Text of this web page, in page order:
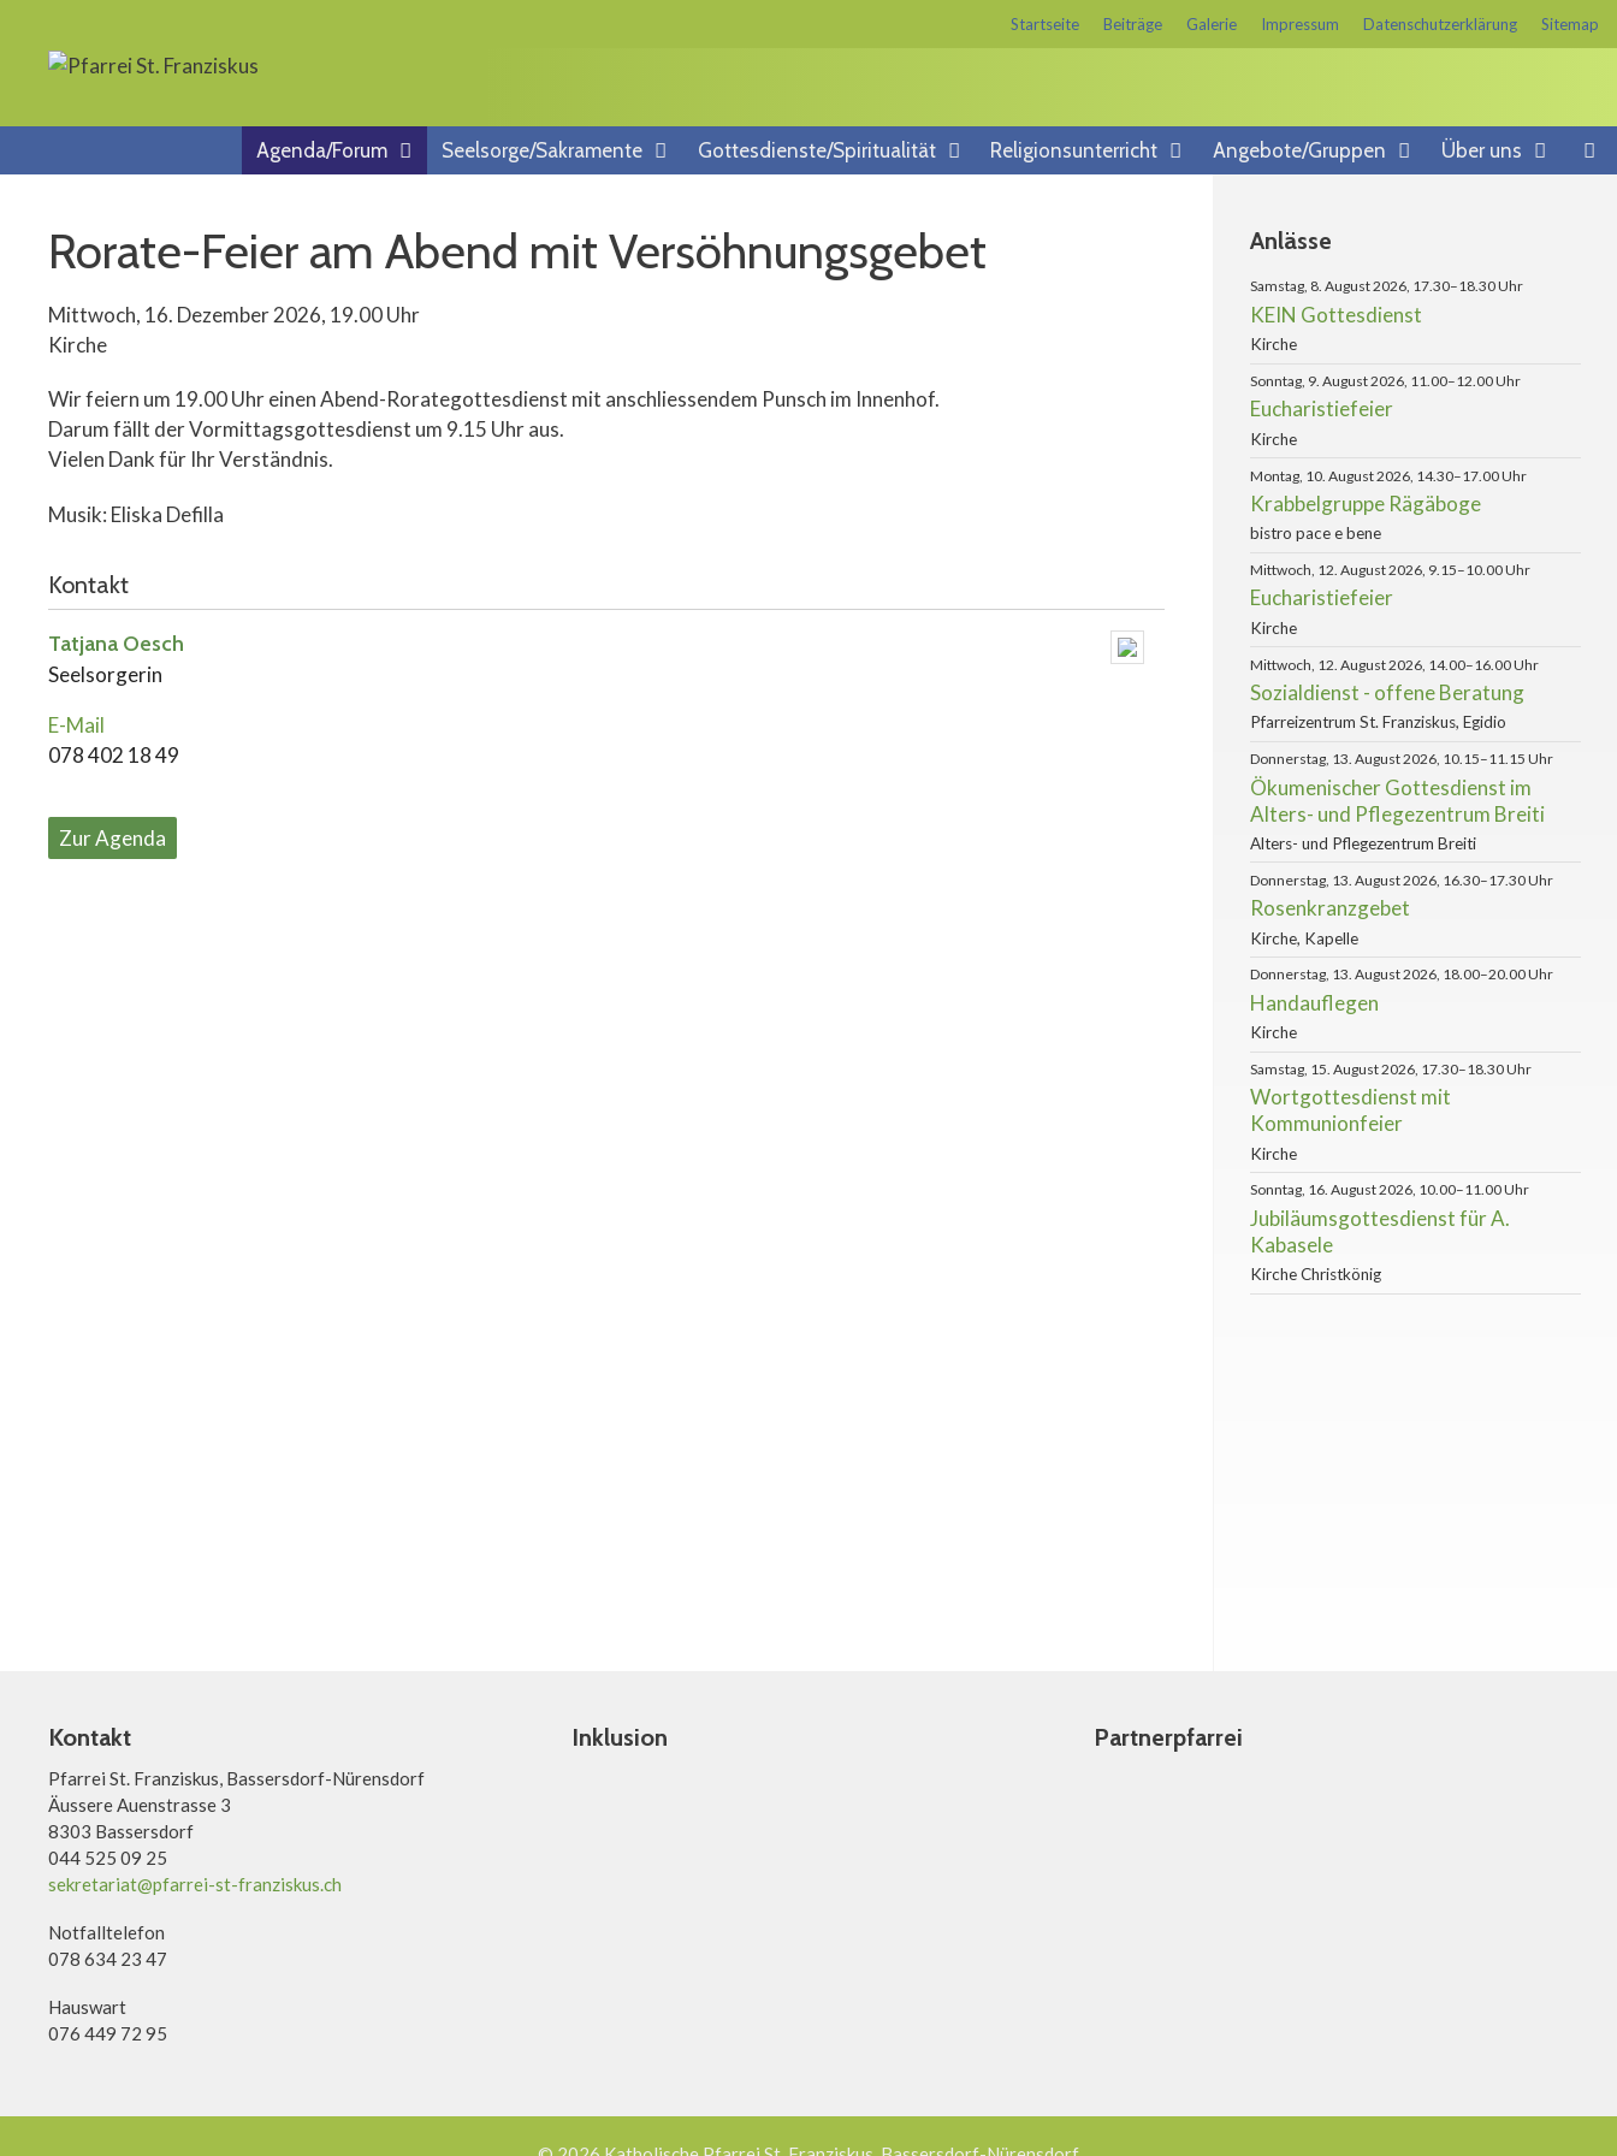
Inhalt
Startseite Beiträge Galerie Impressum Datenschutzerklärung Sitemap
Agenda/Forum Seelsorge/Sakramente Gottesdienste/Spiritualität Religionsunterricht Angebote/Gruppen Über uns
Rorate-Feier am Abend mit Versöhnungsgebet
Mittwoch, 16. Dezember 2026, 19.00 Uhr
Kirche
Wir feiern um 19.00 Uhr einen Abend-Rorategottesdienst mit anschliessendem Punsch im Innenhof.
Darum fällt der Vormittagsgottesdienst um 9.15 Uhr aus.
Vielen Dank für Ihr Verständnis.
Musik: Eliska Defilla
Kontakt
Tatjana Oesch
Seelsorgerin
E-Mail
078 402 18 49
Zur Agenda
Anlässe
Samstag, 8. August 2026, 17.30–18.30 Uhr
KEIN Gottesdienst
Kirche
Sonntag, 9. August 2026, 11.00–12.00 Uhr
Eucharistiefeier
Kirche
Montag, 10. August 2026, 14.30–17.00 Uhr
Krabbelgruppe Rägäboge
bistro pace e bene
Mittwoch, 12. August 2026, 9.15–10.00 Uhr
Eucharistiefeier
Kirche
Mittwoch, 12. August 2026, 14.00–16.00 Uhr
Sozialdienst - offene Beratung
Pfarreizentrum St. Franziskus, Egidio
Donnerstag, 13. August 2026, 10.15–11.15 Uhr
Ökumenischer Gottesdienst im
Alters- und Pflegezentrum Breiti
Alters- und Pflegezentrum Breiti
Donnerstag, 13. August 2026, 16.30–17.30 Uhr
Rosenkranzgebet
Kirche, Kapelle
Donnerstag, 13. August 2026, 18.00–20.00 Uhr
Handauflegen
Kirche
Samstag, 15. August 2026, 17.30–18.30 Uhr
Wortgottesdienst mit
Kommunionfeier
Kirche
Sonntag, 16. August 2026, 10.00–11.00 Uhr
Jubiläumsgottesdienst für A.
Kabasele
Kirche Christkönig
Kontakt
Pfarrei St. Franziskus, Bassersdorf-Nürensdorf
Äussere Auenstrasse 3
8303 Bassersdorf
044 525 09 25
sekretariat@pfarrei-st-franziskus.ch
Notfalltelefon
078 634 23 47
Hauswart
076 449 72 95
Inklusion Partnerpfarrei